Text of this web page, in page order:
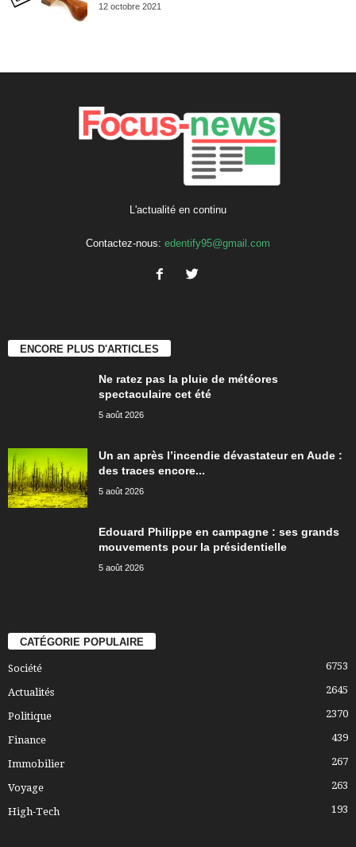
12 octobre 2021
L'actualité en continu
Contactez-nous: edentify95@gmail.com
ENCORE PLUS D'ARTICLES
Ne ratez pas la pluie de météores
spectaculaire cet été
5 août 2026
Un an après l’incendie dévastateur en Aude :
des traces encore...
5 août 2026
Edouard Philippe en campagne : ses grands
mouvements pour la présidentielle
5 août 2026
CATÉGORIE POPULAIRE
Société 6753
Actualités 2645
Politique 2370
Finance 439
Immobilier 267
Voyage 263
High-Tech 193